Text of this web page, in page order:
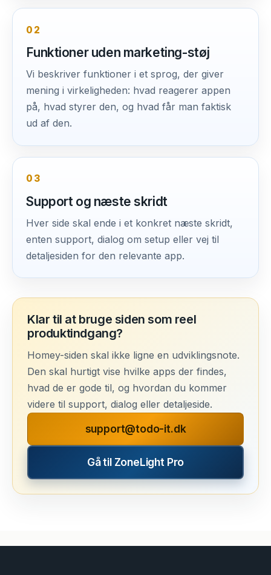
02
Funktioner uden marketing-støj
Vi beskriver funktioner i et sprog, der giver
mening i virkeligheden: hvad reagerer appen
på, hvad styrer den, og hvad får man faktisk
ud af den.
03
Support og næste skridt
Hver side skal ende i et konkret næste skridt,
enten support, dialog om setup eller vej til
detaljesiden for den relevante app.
Klar til at bruge siden som reel
produktindgang?
Homey-siden skal ikke ligne en udviklingsnote.
Den skal hurtigt vise hvilke apps der findes,
hvad de er gode til, og hvordan du kommer
videre til support, dialog eller detaljeside.
support@todo-it.dk
Gå til ZoneLight Pro